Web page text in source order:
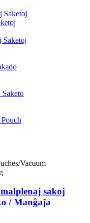
Saketoj
Saketoj
sakoj
/ Manĝaĵa